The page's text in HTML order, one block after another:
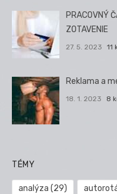
PRACOVNÝ
ZOTAVENIE
27. 5. 2023 11
Reklama a
18. 1. 2023 8
TÉMY
analýza (29)